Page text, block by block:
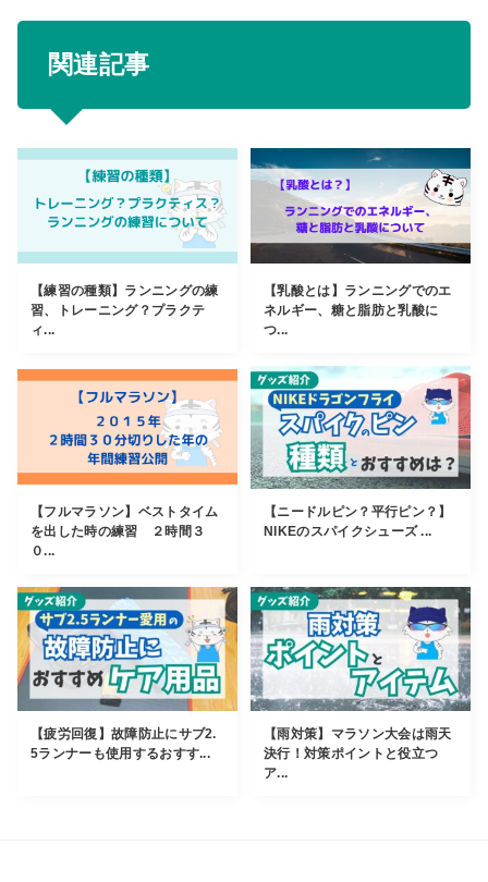
関連記事
【練習の種類】ランニングの練
習、トレーニング？プラクテ
ィ...
【乳酸とは】ランニングでのエ
ネルギー、糖と脂肪と乳酸に
つ...
【フルマラソン】ベストタイム
を出した時の練習 ２時間３
０...
【ニードルピン？平行ピン？】
NIKEのスパイクシューズ ...
【疲労回復】故障防止にサブ2.
5ランナーも使用するおすす...
【雨対策】マラソン大会は雨天
決行！対策ポイントと役立つ
ア...